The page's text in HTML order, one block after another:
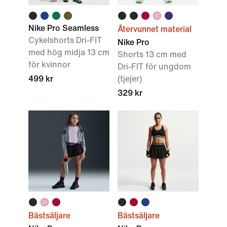
Nike Pro Seamless
Cykelshorts Dri-FIT
med hög midja 13 cm
för kvinnor
499 kr
Återvunnet material
Nike Pro
Shorts 13 cm med
Dri-FIT för ungdom
(tjejer)
329 kr
Bästsäljare
Bästsäljare